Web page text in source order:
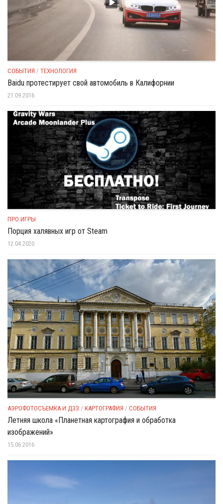
СОБЫТИЯ / ТЕХНОЛОГИЯ
Baidu протестирует свой автомобиль в Калифорнии
21.09.2016
ПРО ИГРЫ
Порция халявных игр от Steam
12.04.2020
АЭРОФОТОСЪЕМКА И ДЗЗ / КАРТОГРАФИЯ / СОБЫТИЯ
Летняя школа «Планетная картография и обработка
изображений»
15.06.2016